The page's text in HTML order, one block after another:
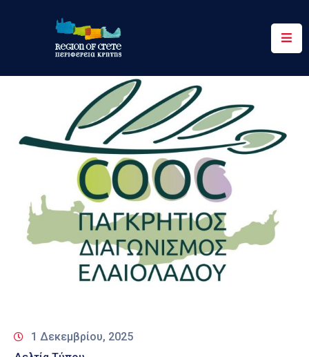
Περιφέρεια
Υπηρεσίες
Επικοινωνία
1 Δεκεμβρίου, 2025